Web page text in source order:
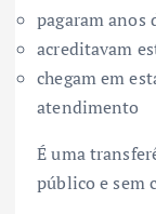
pagaram anos
acreditavam
chegam em
atendimento
É uma
público e sem